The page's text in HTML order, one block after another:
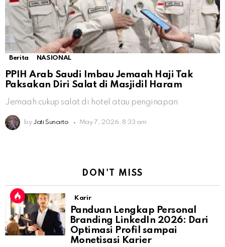
Berita NASIONAL
PPIH Arab Saudi Imbau Jemaah Haji Tak
Paksakan Diri Salat di Masjidil Haram
Jemaah cukup salat di hotel atau penginapan
by Jati Sunarto May 7, 2026, 8:33 am
DON'T MISS
Karir
Panduan Lengkap Personal
Branding LinkedIn 2026: Dari
Optimasi Profil sampai
Monetisasi Karier